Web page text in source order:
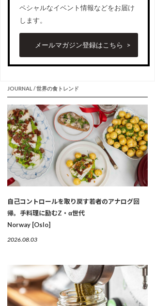
ペシャルなイベント情報などをお届け
します。
メールマガジン登録はこちら
JOURNAL / 世界の食トレンド
自己コントロールを取り戻す若者のアナログ回
帰。手料理に励むZ・α世代
Norway [Oslo]
2026.08.03